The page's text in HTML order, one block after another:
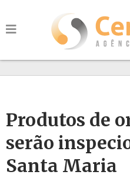
Produtos de
serão
Santa Maria